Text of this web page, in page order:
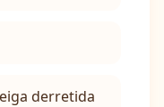
derretida